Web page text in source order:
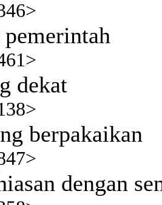
pemerintah
dekat
berpakaikan
dengan